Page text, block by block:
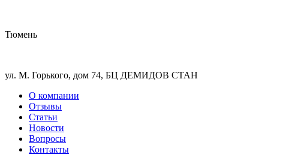
Тюмень
ул. М. Горького, дом 74, БЦ ДЕМИДОВ СТАН
О компании
Отзывы
Статьи
Новости
Вопросы
Контакты